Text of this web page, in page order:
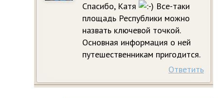
Спасибо, Катя
Все-таки
площадь Республики можно
назвать ключевой точкой.
Основная информация о ней
путешественникам пригодится.
Ответить